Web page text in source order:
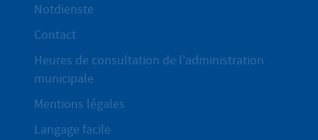
Notdienste
Contact
Heures de consultation de l'administration
municipale
Mentions légales
Langage facile